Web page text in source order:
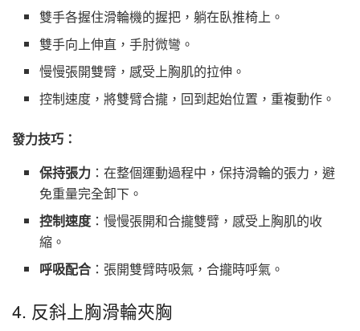
雙手各握住滑輪機的握把，躺在臥推椅上。
雙手向上伸直，手肘微彎。
慢慢張開雙臂，感受上胸肌的拉伸。
控制速度，將雙臂合攏，回到起始位置，重複動作。
發力技巧：
保持張力 ：在整個運動過程中，保持滑輪的張力，避
免重量完全卸下。
控制速度 ：慢慢張開和合攏雙臂，感受上胸肌的收
縮。
呼吸配合 ：張開雙臂時吸氣，合攏時呼氣。
4. 反斜上胸滑輪夾胸